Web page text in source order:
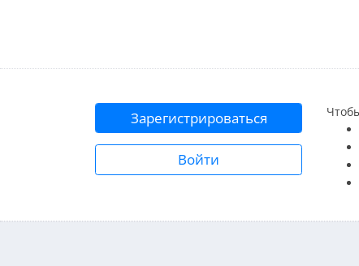
Зарегистрироваться
Войти